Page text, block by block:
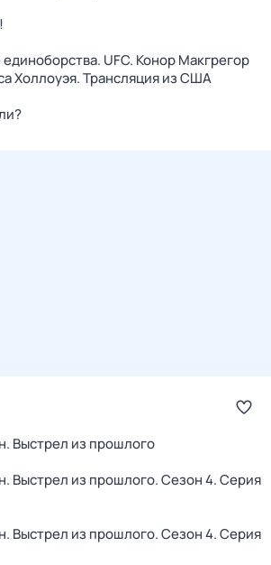
UFC. Конор Макгрегор
Холлоуэя. Трансляция из США
Выстрел из прошлого
Выстрел из прошлого. Сезон 4. Серия
Выстрел из прошлого. Сезон 4. Серия